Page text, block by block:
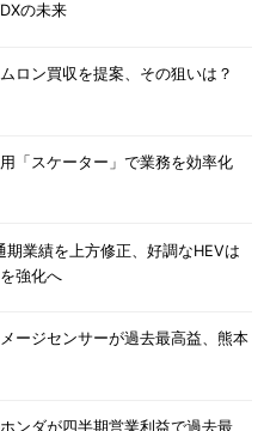
の未来
ロン買収を提案、その狙いは？
「スケーター」で業務を効率化
期業績を上方修正、好調なHEVは
強化へ
ージセンサーが過去最高益、熊本
ンダが四半期営業利益で過去最